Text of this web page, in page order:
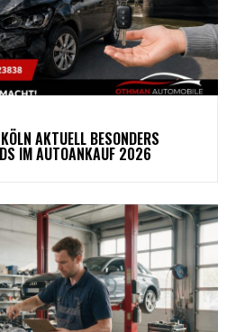
AKTUELL BESONDERS
IM AUTOANKAUF 2026